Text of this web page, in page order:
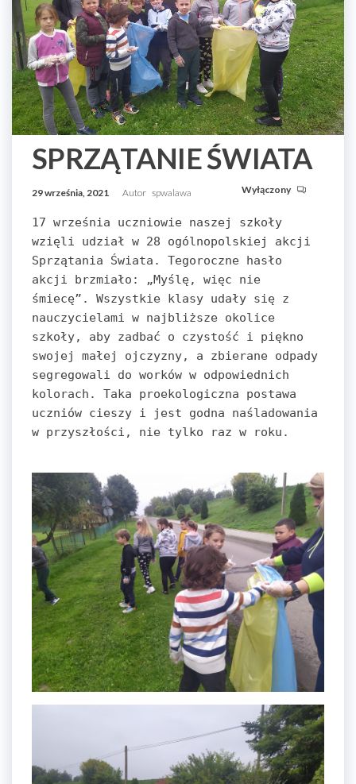
SPRZĄTANIE ŚWIATA
29 września, 2021 Autor spwalawa Wyłączony
17 września uczniowie naszej szkoły
wzięli udział w 28 ogólnopolskiej akcji
Sprzątania Świata. Tegoroczne hasło
akcji brzmiało: „Myślę, więc nie
śmiecę”. Wszystkie klasy udały się z
nauczycielami w najbliższe okolice
szkoły, aby zadbać o czystość i piękno
swojej małej ojczyzny, a zbierane odpady
segregowali do worków w odpowiednich
kolorach. Taka proekologiczna postawa
uczniów cieszy i jest godna naśladowania
w przyszłości, nie tylko raz w roku.